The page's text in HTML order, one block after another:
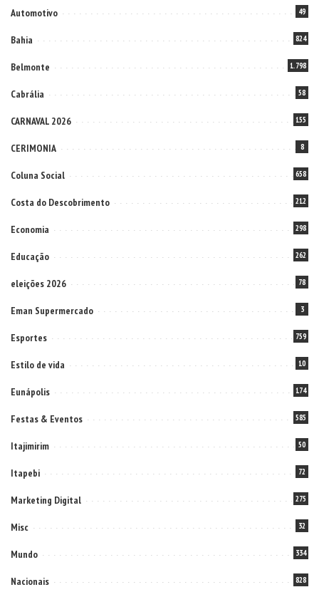
Automotivo 49
Bahia 824
Belmonte 1.798
Cabrália 58
CARNAVAL 2026 155
CERIMONIA 8
Coluna Social 658
Costa do Descobrimento 212
Economia 298
Educação 262
eleições 2026 78
Eman Supermercado 3
Esportes 759
Estilo de vida 10
Eunápolis 174
Festas & Eventos 585
Itajimirim 50
Itapebi 72
Marketing Digital 275
Misc 32
Mundo 334
Nacionais 828